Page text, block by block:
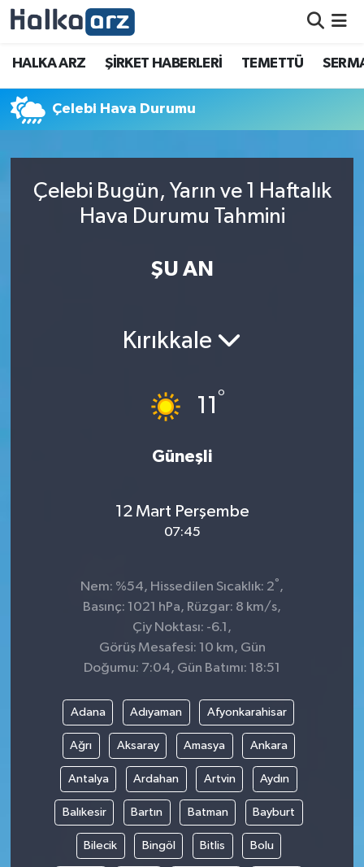
HALKA ARZ ŞİRKET HABERLERİ TEMETTÜ
Çelebi Hava Durumu
Çelebi Bugün, Yarın ve 1 Haftalık
Hava Durumu Tahmini
ŞU AN
Kırıkkale
11 °
Güneşli
12 Mart Perşembe
07:45
Nem: %54, Hissedilen Sıcaklık: 2°,
Basınç: 1021 hPa, Rüzgar: 8 km/s,
Çiy Noktası: -6.1,
Görüş Mesafesi: 10 km, Gün
Doğumu: 7:04, Gün Batımı: 18:51
Adana Adıyaman Afyonkarahisar
Ağrı Aksaray Amasya Ankara
Antalya Ardahan Artvin Aydın
Balıkesir Bartın Batman Bayburt
Bilecik Bingöl Bitlis Bolu
HALKA ARZ
SERMAYE ARTIRIMI
TEMETTÜ
İletişim